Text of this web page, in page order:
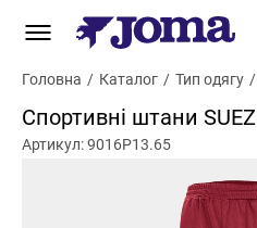
Головна / Каталог / Тип одягу /
Спортивні штани SUEZ
Артикул: 9016P13.65